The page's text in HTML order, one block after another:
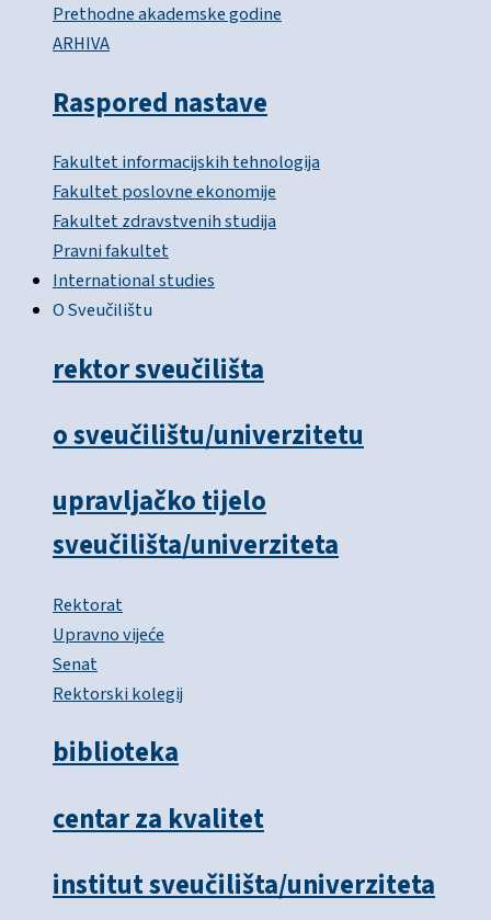
Prethodne akademske godine
ARHIVA
Raspored nastave
Fakultet informacijskih tehnologija
Fakultet poslovne ekonomije
Fakultet zdravstvenih studija
Pravni fakultet
International studies
O Sveučilištu
rektor sveučilišta
o sveučilištu/univerzitetu
upravljačko tijelo
sveučilišta/univerziteta
Rektorat
Upravno vijeće
Senat
Rektorski kolegij
biblioteka
centar za kvalitet
institut sveučilišta/univerziteta